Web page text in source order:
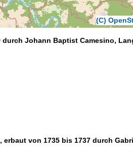
(C)
Johann Baptist Camesino,
von 1735 bis 1737 durch